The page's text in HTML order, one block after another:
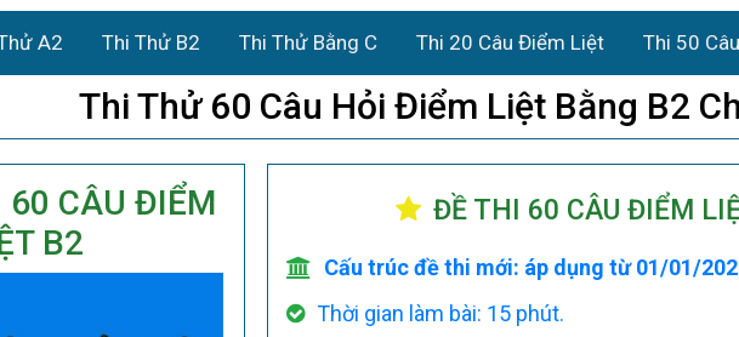
A2 Thi Thử B2 Thi Thử Bằng C Thi 20 Câu Điểm Liệt Thi 50
Thi Thử 60 Câu Hỏi Điểm Liệt Bằng B2
60 CÂU ĐIỂM
B2
ĐỀ THI 60 CÂU ĐIỂM
Cấu trúc đề thi mới: áp dụng từ 01/01/
Thời gian làm bài: 15 phút.